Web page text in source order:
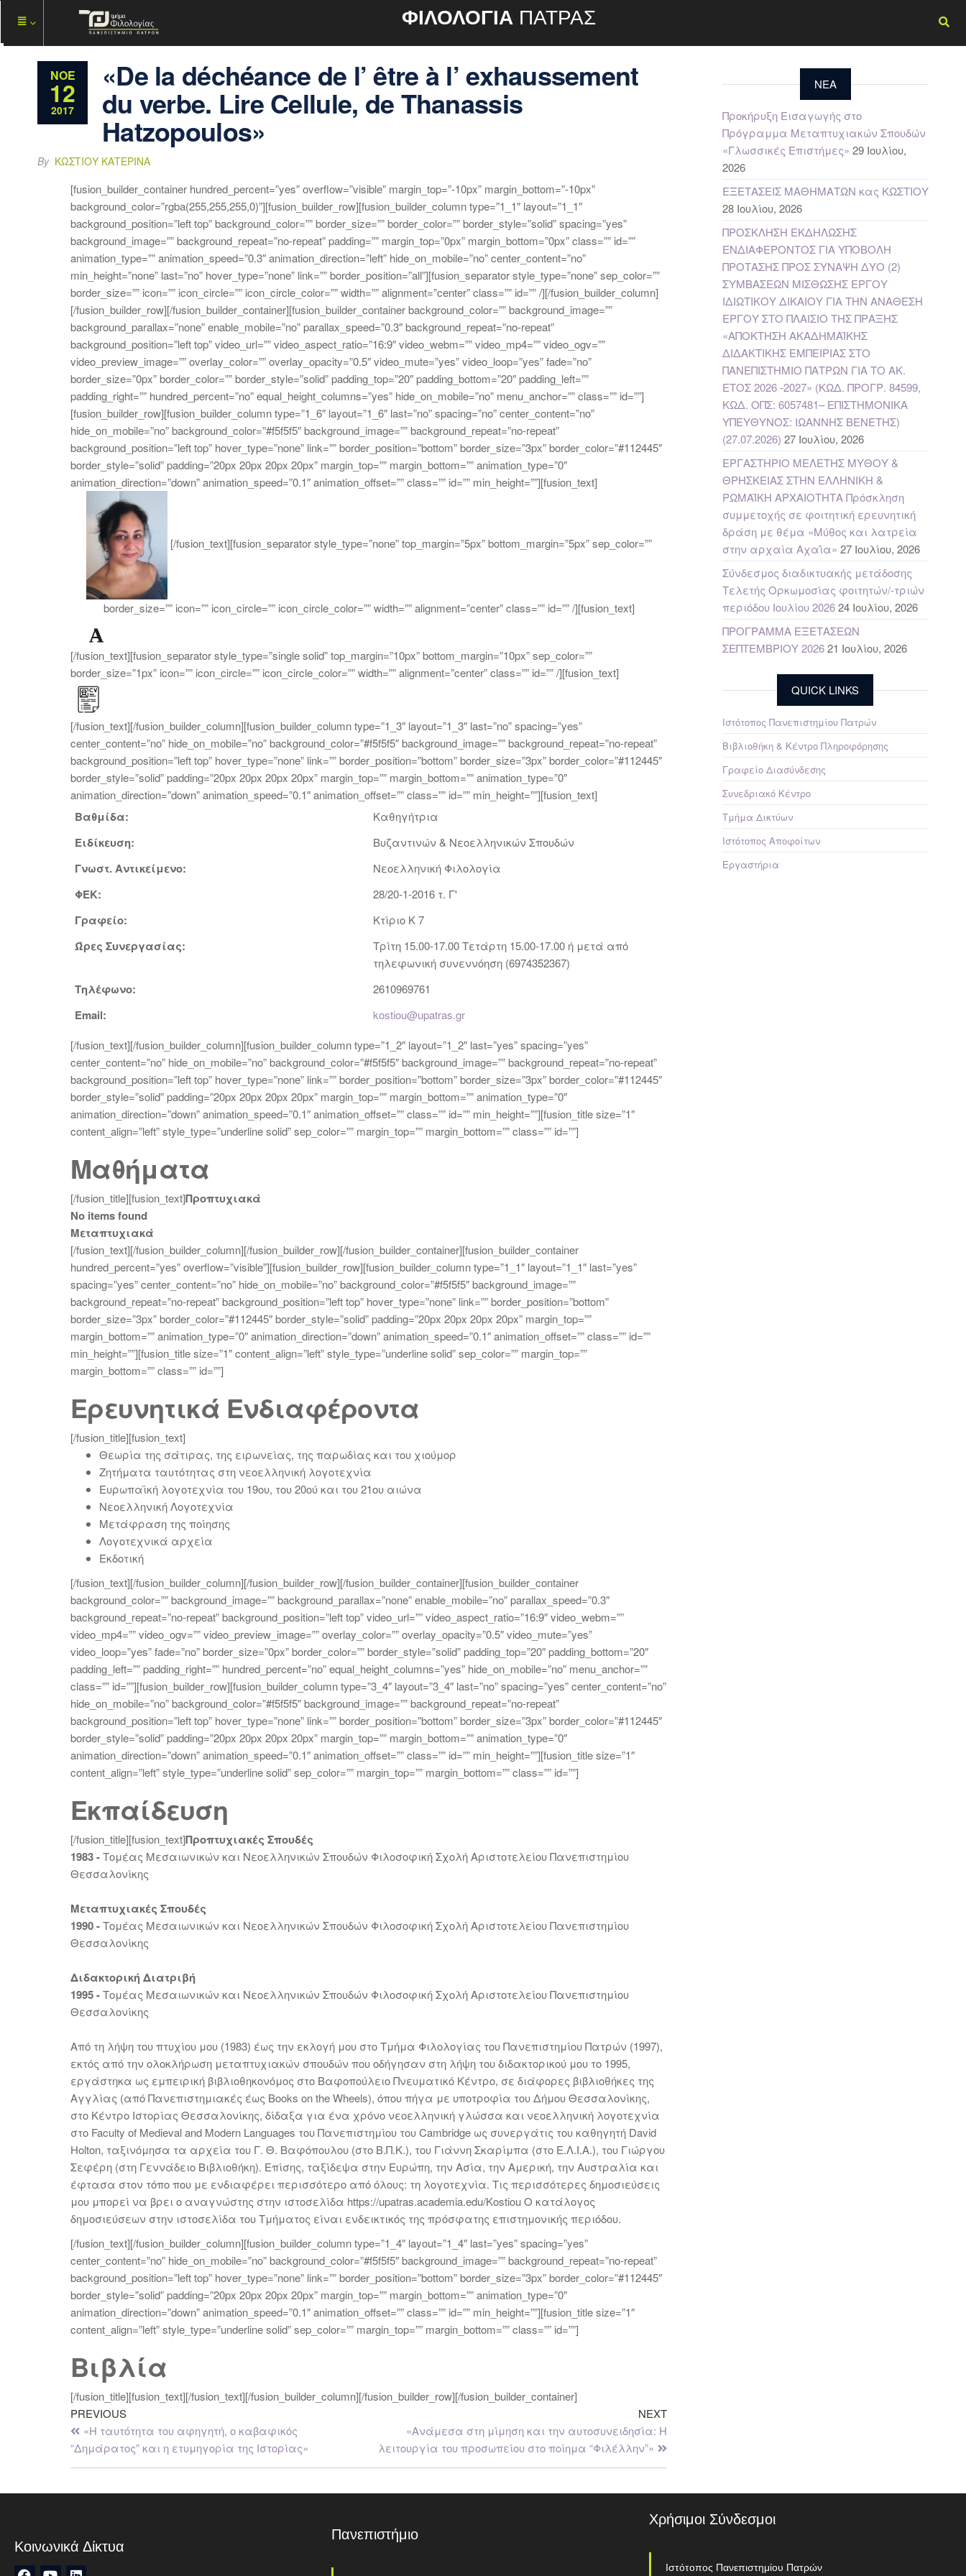
ΦΙΛΟΛΟΓΙΑ ΠΑΤΡΑΣ
ΝΟΈ
12
2017
«De la déchéance de l’ être à l’ exhaussement
du verbe. Lire Cellule, de Thanassis
Hatzopoulos»
By ΚΩΣΤΊΟΥ ΚΑΤΕΡΊΝΑ
[fusion_builder_container hundred_percent=”yes” overflow=”visible” margin_top=”-10px” margin_bottom=”-10px”
background_color=”rgba(255,255,255,0)”][fusion_builder_row][fusion_builder_column type=”1_1″ layout=”1_1″
background_position=”left top” background_color=”” border_size=”” border_color=”” border_style=”solid” spacing=”yes”
background_image=”” background_repeat=”no-repeat” padding=”” margin_top=”0px” margin_bottom=”0px” class=”” id=””
animation_type=”” animation_speed=”0.3″ animation_direction=”left” hide_on_mobile=”no” center_content=”no”
min_height=”none” last=”no” hover_type=”none” link=”” border_position=”all”][fusion_separator style_type=”none” sep_color=””
border_size=”” icon=”” icon_circle=”” icon_circle_color=”” width=”” alignment=”center” class=”” id=”” /][/fusion_builder_column]
[/fusion_builder_row][/fusion_builder_container][fusion_builder_container background_color=”” background_image=””
background_parallax=”none” enable_mobile=”no” parallax_speed=”0.3″ background_repeat=”no-repeat”
background_position=”left top” video_url=”” video_aspect_ratio=”16:9″ video_webm=”” video_mp4=”” video_ogv=””
video_preview_image=”” overlay_color=”” overlay_opacity=”0.5″ video_mute=”yes” video_loop=”yes” fade=”no”
border_size=”0px” border_color=”” border_style=”solid” padding_top=”20″ padding_bottom=”20″ padding_left=””
padding_right=”” hundred_percent=”no” equal_height_columns=”yes” hide_on_mobile=”no” menu_anchor=”” class=”” id=””]
[fusion_builder_row][fusion_builder_column type=”1_6″ layout=”1_6″ last=”no” spacing=”no” center_content=”no”
hide_on_mobile=”no” background_color=”#f5f5f5″ background_image=”” background_repeat=”no-repeat”
background_position=”left top” hover_type=”none” link=”” border_position=”bottom” border_size=”3px” border_color=”#112445″
border_style=”solid” padding=”20px 20px 20px 20px” margin_top=”” margin_bottom=”” animation_type=”0″
animation_direction=”down” animation_speed=”0.1″ animation_offset=”” class=”” id=”” min_height=””][fusion_text]
[/fusion_text][fusion_separator style_type=”none” top_margin=”5px” bottom_margin=”5px” sep_color=””
border_size=”” icon=”” icon_circle=”” icon_circle_color=”” width=”” alignment=”center” class=”” id=”” /][fusion_text]
[/fusion_text][fusion_separator style_type=”single solid” top_margin=”10px” bottom_margin=”10px” sep_color=””
border_size=”1px” icon=”” icon_circle=”” icon_circle_color=”” width=”” alignment=”center” class=”” id=”” /][fusion_text]
[/fusion_text][/fusion_builder_column][fusion_builder_column type=”1_3″ layout=”1_3″ last=”no” spacing=”yes”
center_content=”no” hide_on_mobile=”no” background_color=”#f5f5f5″ background_image=”” background_repeat=”no-repeat”
background_position=”left top” hover_type=”none” link=”” border_position=”bottom” border_size=”3px” border_color=”#112445″
border_style=”solid” padding=”20px 20px 20px 20px” margin_top=”” margin_bottom=”” animation_type=”0″
animation_direction=”down” animation_speed=”0.1″ animation_offset=”” class=”” id=”” min_height=””][fusion_text]
Βαθμίδα: Καθηγήτρια
Ειδίκευση: Βυζαντινών & Νεοελληνικών Σπουδών
Γνωστ. Αντικείμενο: Νεοελληνική Φιλολογία
ΦΕΚ: 28/20-1-2016 τ. Γ'
Γραφείο: Κτίριο Κ 7
Ώρες Συνεργασίας:
Τρίτη 15.00-17.00 Τετάρτη 15.00-17.00 ή μετά από
τηλεφωνική συνεννόηση (6974352367)
Τηλέφωνο: 2610969761
Email:
kostiou@upatras.gr
[/fusion_text][/fusion_builder_column][fusion_builder_column type=”1_2″ layout=”1_2″ last=”yes” spacing=”yes”
center_content=”no” hide_on_mobile=”no” background_color=”#f5f5f5″ background_image=”” background_repeat=”no-repeat”
background_position=”left top” hover_type=”none” link=”” border_position=”bottom” border_size=”3px” border_color=”#112445″
border_style=”solid” padding=”20px 20px 20px 20px” margin_top=”” margin_bottom=”” animation_type=”0″
animation_direction=”down” animation_speed=”0.1″ animation_offset=”” class=”” id=”” min_height=””][fusion_title size=”1″
content_align=”left” style_type=”underline solid” sep_color=”” margin_top=”” margin_bottom=”” class=”” id=””]
Μαθήματα
[/fusion_title][fusion_text]Προπτυχιακά
No items found
Μεταπτυχιακά
[/fusion_text][/fusion_builder_column][/fusion_builder_row][/fusion_builder_container][fusion_builder_container
hundred_percent=”yes” overflow=”visible”][fusion_builder_row][fusion_builder_column type=”1_1″ layout=”1_1″ last=”yes”
spacing=”yes” center_content=”no” hide_on_mobile=”no” background_color=”#f5f5f5″ background_image=””
background_repeat=”no-repeat” background_position=”left top” hover_type=”none” link=”” border_position=”bottom”
border_size=”3px” border_color=”#112445″ border_style=”solid” padding=”20px 20px 20px 20px” margin_top=””
margin_bottom=”” animation_type=”0″ animation_direction=”down” animation_speed=”0.1″ animation_offset=”” class=”” id=””
min_height=””][fusion_title size=”1″ content_align=”left” style_type=”underline solid” sep_color=”” margin_top=””
margin_bottom=”” class=”” id=””]
Ερευνητικά Ενδιαφέροντα
[/fusion_title][fusion_text]
Θεωρία της σάτιρας, της ειρωνείας, της παρωδίας και του χιούμορ
Ζητήματα ταυτότητας στη νεοελληνική λογοτεχνία
Ευρωπαϊκή λογοτεχνία του 19ου, του 20ού και του 21ου αιώνα
Νεοελληνική Λογοτεχνία
Μετάφραση της ποίησης
Λογοτεχνικά αρχεία
Εκδοτική
[/fusion_text][/fusion_builder_column][/fusion_builder_row][/fusion_builder_container][fusion_builder_container
background_color=”” background_image=”” background_parallax=”none” enable_mobile=”no” parallax_speed=”0.3″
background_repeat=”no-repeat” background_position=”left top” video_url=”” video_aspect_ratio=”16:9″ video_webm=””
video_mp4=”” video_ogv=”” video_preview_image=”” overlay_color=”” overlay_opacity=”0.5″ video_mute=”yes”
video_loop=”yes” fade=”no” border_size=”0px” border_color=”” border_style=”solid” padding_top=”20″ padding_bottom=”20″
padding_left=”” padding_right=”” hundred_percent=”no” equal_height_columns=”yes” hide_on_mobile=”no” menu_anchor=””
class=”” id=””][fusion_builder_row][fusion_builder_column type=”3_4″ layout=”3_4″ last=”no” spacing=”yes” center_content=”no”
hide_on_mobile=”no” background_color=”#f5f5f5″ background_image=”” background_repeat=”no-repeat”
background_position=”left top” hover_type=”none” link=”” border_position=”bottom” border_size=”3px” border_color=”#112445″
border_style=”solid” padding=”20px 20px 20px 20px” margin_top=”” margin_bottom=”” animation_type=”0″
animation_direction=”down” animation_speed=”0.1″ animation_offset=”” class=”” id=”” min_height=””][fusion_title size=”1″
content_align=”left” style_type=”underline solid” sep_color=”” margin_top=”” margin_bottom=”” class=”” id=””]
Εκπαίδευση
[/fusion_title][fusion_text]Προπτυχιακές Σπουδές
1983 -Τομέας Μεσαιωνικών και Νεοελληνικών Σπουδών Φιλοσοφική Σχολή Αριστοτελείου Πανεπιστημίου
Θεσσαλονίκης
Μεταπτυχιακές Σπουδές
1990 -Τομέας Μεσαιωνικών και Νεοελληνικών Σπουδών Φιλοσοφική Σχολή Αριστοτελείου Πανεπιστημίου
Θεσσαλονίκης
Διδακτορική Διατριβή
1995 -Τομέας Μεσαιωνικών και Νεοελληνικών Σπουδών Φιλοσοφική Σχολή Αριστοτελείου Πανεπιστημίου
Θεσσαλονίκης
Από τη λήψη του πτυχίου μου (1983) έως την εκλογή μου στο Τμήμα Φιλολογίας του Πανεπιστημίου Πατρών (1997),
εκτός από την ολοκλήρωση μεταπτυχιακών σπουδών που οδήγησαν στη λήψη του διδακτορικού μου το 1995,
εργάστηκα ως εμπειρική βιβλιοθηκονόμος στο Βαφοπούλειο Πνευματικό Κέντρο, σε διάφορες βιβλιοθήκες της
Αγγλίας (από Πανεπιστημιακές έως Books on the Wheels), όπου πήγα με υποτροφία του Δήμου Θεσσαλονίκης,
στο Κέντρο Ιστορίας Θεσσαλονίκης, δίδαξα για ένα χρόνο νεοελληνική γλώσσα και νεοελληνική λογοτεχνία
στο Faculty of Medieval and Modern Languages του Πανεπιστημίου του Cambridge ως συνεργάτις του καθηγητή David
Holton, ταξινόμησα τα αρχεία του Γ. Θ. Βαφόπουλου (στο Β.Π.Κ.), του Γιάννη Σκαρίμπα (στο Ε.Λ.Ι.Α.), του Γιώργου
Σεφέρη (στη Γεννάδειο Βιβλιοθήκη). Επίσης, ταξίδεψα στην Ευρώπη, την Ασία, την Αμερική, την Αυστραλία και
έφτασα στον τόπο που με ενδιαφέρει περισσότερο από όλους: τη λογοτεχνία. Τις περισσότερες δημοσιεύσεις
μου μπορεί να βρει ο αναγνώστης στην ιστοσελίδα https://upatras.academia.edu/Kostiou Ο κατάλογος
δημοσιεύσεων στην ιστοσελίδα του Τμήματος είναι ενδεικτικός της πρόσφατης επιστημονικής περιόδου.
[/fusion_text][/fusion_builder_column][fusion_builder_column type=”1_4″ layout=”1_4″ last=”yes” spacing=”yes”
center_content=”no” hide_on_mobile=”no” background_color=”#f5f5f5″ background_image=”” background_repeat=”no-repeat”
background_position=”left top” hover_type=”none” link=”” border_position=”bottom” border_size=”3px” border_color=”#112445″
border_style=”solid” padding=”20px 20px 20px 20px” margin_top=”” margin_bottom=”” animation_type=”0″
animation_direction=”down” animation_speed=”0.1″ animation_offset=”” class=”” id=”” min_height=””][fusion_title size=”1″
content_align=”left” style_type=”underline solid” sep_color=”” margin_top=”” margin_bottom=”” class=”” id=””]
Βιβλία
[/fusion_title][fusion_text][/fusion_text][/fusion_builder_column][/fusion_builder_row][/fusion_builder_container]
PREVIOUS
«Η ταυτότητα του αφηγητή, ο καβαφικός
“Δημάρατος” και η ετυμηγορία της Ιστορίας»
NEXT
«Ανάμεσα στη μίμηση και την αυτοσυνειδησία: Η
λειτουργία του προσωπείου στο ποίημα “Φιλέλλην”»
NEA
Προκήρυξη Εισαγωγής στο
Πρόγραμμα Μεταπτυχιακών Σπουδών
«Γλωσσικές Επιστήμες» 29 Ιουλίου,
2026
ΕΞΕΤΑΣΕΙΣ ΜΑΘΗΜΑΤΩΝ κας ΚΩΣΤΙΟΥ
28 Ιουλίου, 2026
ΠΡΟΣΚΛΗΣΗ ΕΚΔΗΛΩΣΗΣ
ΕΝΔΙΑΦΕΡΟΝΤΟΣ ΓΙΑ ΥΠΟΒΟΛΗ
ΠΡΟΤΑΣΗΣ ΠΡΟΣ ΣΥΝΑΨΗ ΔΥΟ (2)
ΣΥΜΒΑΣΕΩΝ ΜΙΣΘΩΣΗΣ ΕΡΓΟΥ
ΙΔΙΩΤΙΚΟΥ ΔΙΚΑΙΟΥ ΓΙΑ ΤΗΝ ΑΝΑΘΕΣΗ
ΕΡΓΟΥ ΣΤΟ ΠΛΑΙΣΙΟ ΤΗΣ ΠΡΑΞΗΣ
«ΑΠΟΚΤΗΣΗ ΑΚΑΔΗΜΑΪΚΗΣ
ΔΙΔΑΚΤΙΚΗΣ ΕΜΠΕΙΡΙΑΣ ΣΤΟ
ΠΑΝΕΠΙΣΤΗΜΙΟ ΠΑΤΡΩΝ ΓΙΑ ΤΟ ΑΚ.
ΕΤΟΣ 2026 -2027» (ΚΩΔ. ΠΡΟΓΡ. 84599,
ΚΩΔ. ΟΠΣ: 6057481– ΕΠΙΣΤΗΜΟΝΙΚΑ
ΥΠΕΥΘΥΝΟΣ: ΙΩΑΝΝΗΣ ΒΕΝΕΤΗΣ)
(27.07.2026) 27 Ιουλίου, 2026
ΕΡΓΑΣΤΗΡΙΟ ΜΕΛΕΤΗΣ ΜΥΘΟΥ &
ΘΡΗΣΚΕΙΑΣ ΣΤΗΝ ΕΛΛΗΝΙΚΗ &
ΡΩΜΑΪΚΗ ΑΡΧΑΙΟΤΗΤΑ Πρόσκληση
συμμετοχής σε φοιτητική ερευνητική
δράση με θέμα «Μύθος και λατρεία
στην αρχαία Αχαΐα» 27 Ιουλίου, 2026
Σύνδεσμος διαδικτυακής μετάδοσης
Τελετής Ορκωμοσίας φοιτητών/-τριών
περιόδου Ιουλίου 2026 24 Ιουλίου, 2026
ΠΡΟΓΡΑΜΜΑ ΕΞΕΤΑΣΕΩΝ
ΣΕΠΤΕΜΒΡΙΟΥ 2026 21 Ιουλίου, 2026
QUICK LINKS
Ιστότοπος Πανεπιστημίου Πατρών
Βιβλιοθήκη & Κέντρο Πληροφόρησης
Γραφείο Διασύνδεσης
Συνεδριακό Κέντρο
Τμήμα Δικτύων
Ιστότοπος Αποφοίτων
Εργαστήρια
Κοινωνικά Δίκτυα
Πανεπιστήμιο
Χρήσιμοι Σύνδεσμοι
Ιστότοπος Πανεπιστημίου Πατρών